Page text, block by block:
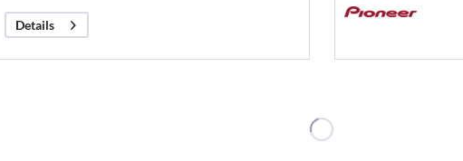
Details